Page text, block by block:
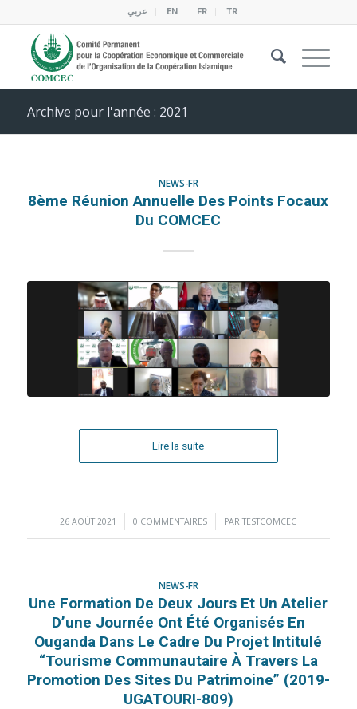
عربي EN FR TR
Archive pour l'année : 2021
NEWS-FR
8ème Réunion Annuelle Des Points Focaux
Du COMCEC
Lire la suite
26 AOÛT 2021
/ 0 COMMENTAIRES
/ PARTESTCOMCEC
NEWS-FR
Une Formation De Deux Jours Et Un Atelier
D’une Journée Ont Été Organisés En
Ouganda Dans Le Cadre Du Projet Intitulé
“Tourisme Communautaire À Travers La
Promotion Des Sites Du Patrimoine” (2019-
UGATOURI-809)